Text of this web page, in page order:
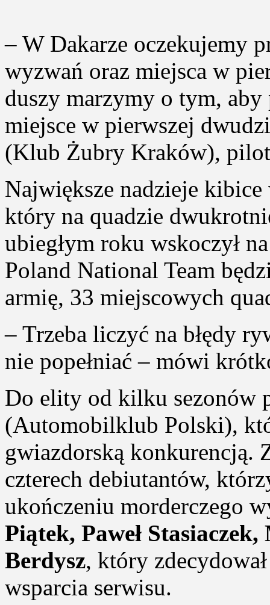
– W Dakarze oczekujemy
wyzwań oraz miejsca w
duszy marzymy o tym,
miejsce w pierwszej
(Klub Żubry Kraków),
Największe nadzieje
który na quadzie
ubiegłym roku wskoczył
Poland National Team
armię, 33 miejscowych
– Trzeba liczyć na błędy
nie popełniać – mówi
Do elity od kilku sezonów
(Automobilklub Polski),
gwiazdorską konkurencją.
czterech debiutantów,
ukończeniu morderczego
Piątek, Paweł
Berdysz, który
wsparcia serwisu.